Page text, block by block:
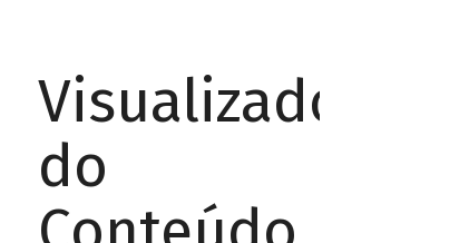
Visualizador
do